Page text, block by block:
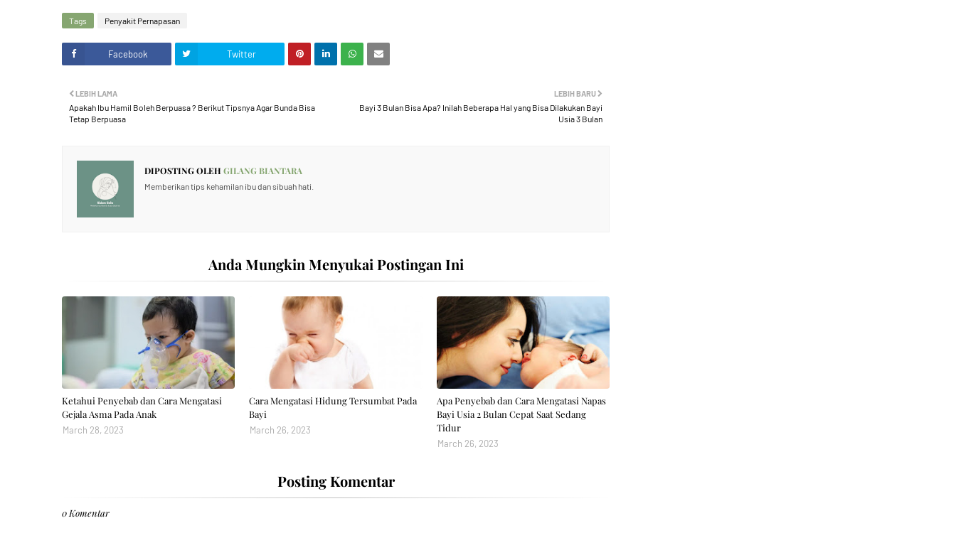
Tags Penyakit Pernapasan
Facebook Twitter
LEBIH BARU
Bayi 3 Bulan Bisa Apa? Inilah Beberapa Hal yang Bisa Dilakukan Bayi
Usia 3 Bulan
LEBIH LAMA
Apakah Ibu Hamil Boleh Berpuasa ? Berikut Tipsnya Agar Bunda Bisa
Tetap Berpuasa
DIPOSTING OLEH GILANG BIANTARA
Memberikan tips kehamilan ibu dan sibuah hati.
Anda Mungkin Menyukai Postingan Ini
Ketahui Penyebab dan Cara Mengatasi
Gejala Asma Pada Anak
March 28, 2023
Cara Mengatasi Hidung Tersumbat Pada
Bayi
March 26, 2023
Apa Penyebab dan Cara Mengatasi Napas
Bayi Usia 2 Bulan Cepat Saat Sedang
Tidur
March 26, 2023
Posting Komentar
0 Komentar